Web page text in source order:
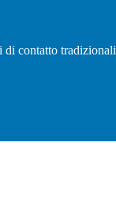
di contatto tradizionali